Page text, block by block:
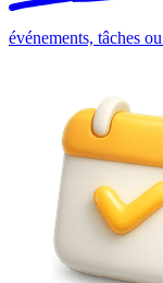
événements, tâches